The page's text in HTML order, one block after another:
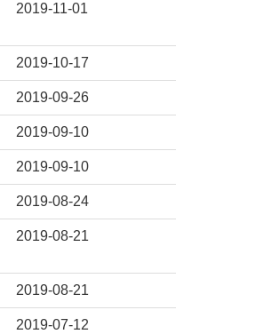
2019-11-01
2019-10-17
2019-09-26
2019-09-10
2019-09-10
2019-08-24
2019-08-21
2019-08-21
2019-07-12